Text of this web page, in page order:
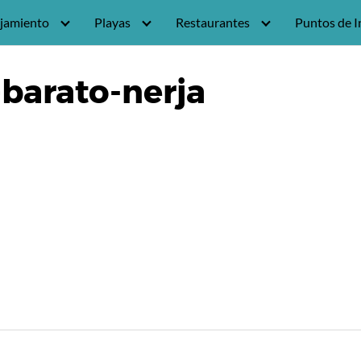
Playas Restaurantes Puntos de
nerja